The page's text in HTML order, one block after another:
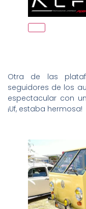
Otra de las
seguidores de los
espectacular con
¡Uf, estaba hermosa!